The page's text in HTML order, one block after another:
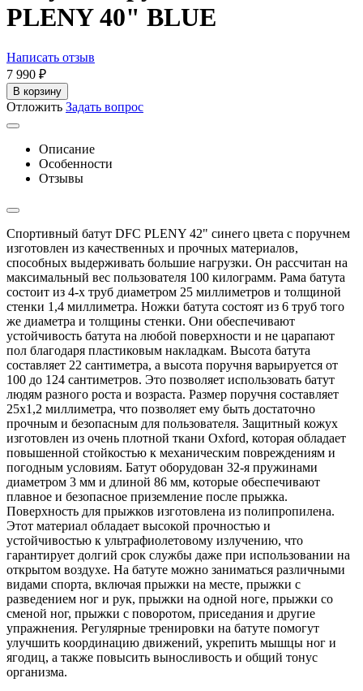
PLENY 40" BLUE
Написать отзыв
7 990 ₽
В корзину
Отложить Задать вопрос
Описание
Особенности
Отзывы
Спортивный батут DFC PLENY 42" синего цвета с поручнем
изготовлен из качественных и прочных материалов,
способных выдерживать большие нагрузки. Он рассчитан на
максимальный вес пользователя 100 килограмм. Рама батута
состоит из 4-х труб диаметром 25 миллиметров и толщиной
стенки 1,4 миллиметра. Ножки батута состоят из 6 труб того
же диаметра и толщины стенки. Они обеспечивают
устойчивость батута на любой поверхности и не царапают
пол благодаря пластиковым накладкам. Высота батута
составляет 22 сантиметра, а высота поручня варьируется от
100 до 124 сантиметров. Это позволяет использовать батут
людям разного роста и возраста. Размер поручня составляет
25x1,2 миллиметра, что позволяет ему быть достаточно
прочным и безопасным для пользователя. Защитный кожух
изготовлен из очень плотной ткани Oxford, которая обладает
повышенной стойкостью к механическим повреждениям и
погодным условиям. Батут оборудован 32-я пружинами
диаметром 3 мм и длиной 86 мм, которые обеспечивают
плавное и безопасное приземление после прыжка.
Поверхность для прыжков изготовлена из полипропилена.
Этот материал обладает высокой прочностью и
устойчивостью к ультрафиолетовому излучению, что
гарантирует долгий срок службы даже при использовании на
открытом воздухе. На батуте можно заниматься различными
видами спорта, включая прыжки на месте, прыжки с
разведением ног и рук, прыжки на одной ноге, прыжки со
сменой ног, прыжки с поворотом, приседания и другие
упражнения. Регулярные тренировки на батуте помогут
улучшить координацию движений, укрепить мышцы ног и
ягодиц, а также повысить выносливость и общий тонус
организма.